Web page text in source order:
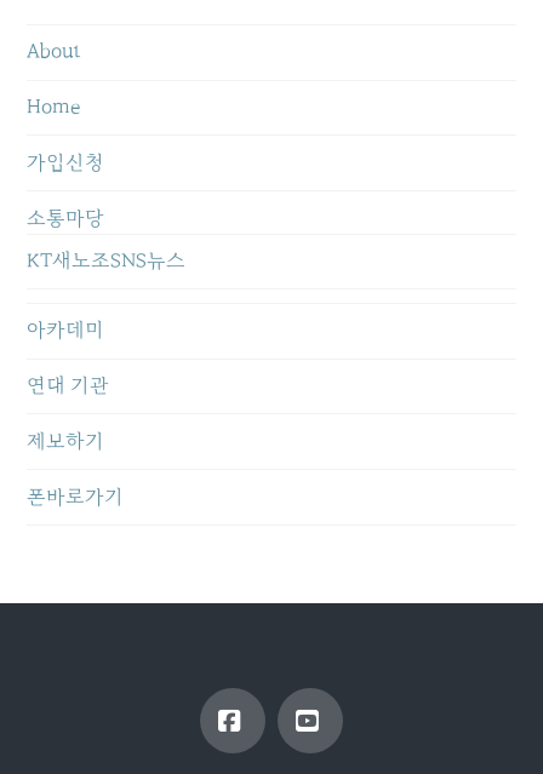
About
Home
가입신청
소통마당
KT새노조SNS뉴스
아카데미
연대 기관
제보하기
폰바로가기